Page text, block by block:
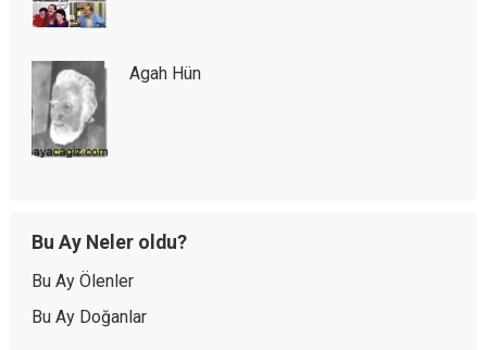
Agah Hün
Bu Ay Neler oldu?
Bu Ay Ölenler
Bu Ay Doğanlar